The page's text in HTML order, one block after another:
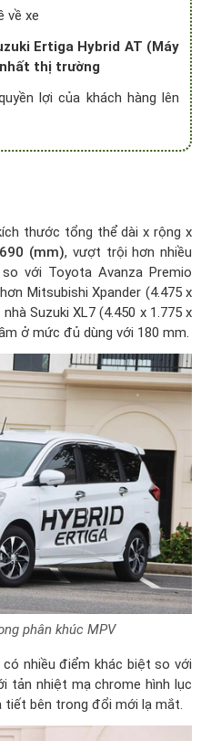
về xe
Ertiga Hybrid AT (Máy
thị trường
lợi của khách hàng lên
thước tổng thể dài x rộng x
(mm), vượt trội hơn nhiều
với Toyota Avanza Premio
Mitsubishi Xpander (4.475 x
Suzuki XL7 (4.450 x 1.775 x
ở mức đủ dùng với 180 mm.
phân khúc MPV
có nhiều điểm khác biệt so với
tản nhiệt mạ chrome hình lục
tiết bên trong đổi mới lạ mắt.